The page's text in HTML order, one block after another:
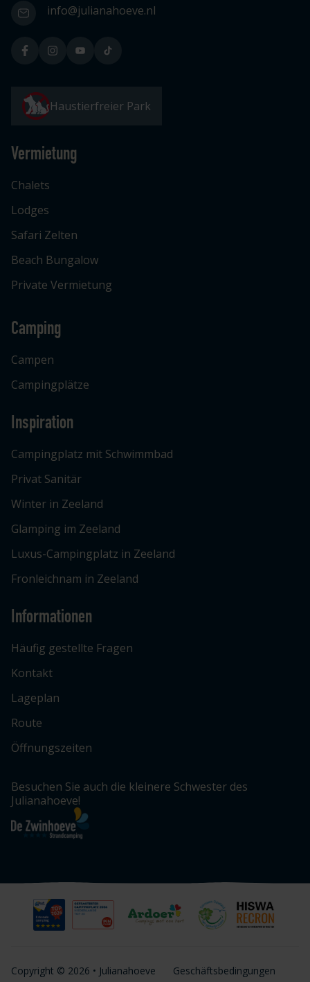
info@julianahoeve.nl
Haustierfreier Park
Vermietung
Chalets
Lodges
Safari Zelten
Beach Bungalow
Private Vermietung
Camping
Campen
Campingplätze
Inspiration
Campingplatz mit Schwimmbad
Privat Sanitär
Winter in Zeeland
Glamping im Zeeland
Luxus-Campingplatz in Zeeland
Fronleichnam in Zeeland
Informationen
Häufig gestellte Fragen
Kontakt
Lageplan
Route
Öffnungszeiten
Besuchen Sie auch die kleinere Schwester des
Julianahoeve!
Copyright © 2026 • Julianahoeve
Geschäftsbedingungen